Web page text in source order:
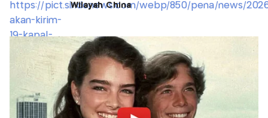
Wilayah China